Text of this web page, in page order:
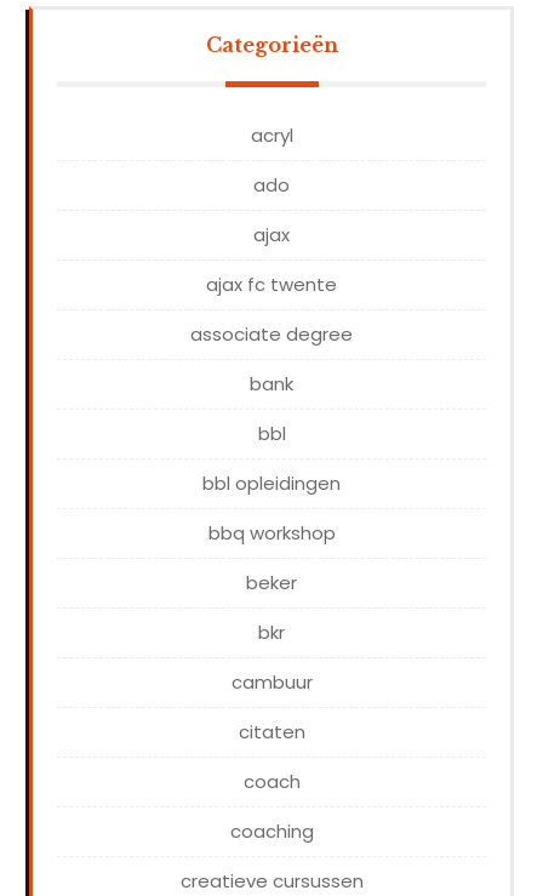
Categorieën
acryl
ado
ajax
ajax fc twente
associate degree
bank
bbl
bbl opleidingen
bbq workshop
beker
bkr
cambuur
citaten
coach
coaching
creatieve cursussen